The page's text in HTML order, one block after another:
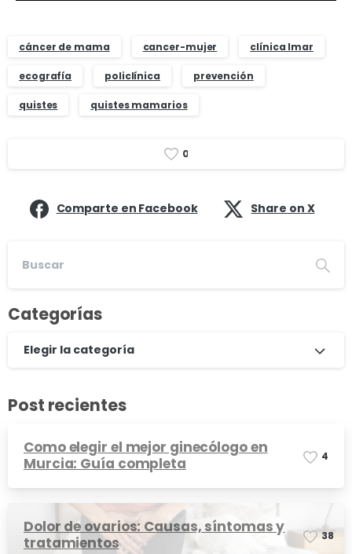
cáncer de mama cancer-mujer clínica Imar
ecografía policlínica prevención
quistes quistes mamarios
0
Comparte en Facebook Share on X
Categorías
Elegir la categoría
Post recientes
Como elegir el mejor ginecólogo en
Murcia: Guía completa
4
Dolor de ovarios: Causas, síntomas y
tratamientos
38